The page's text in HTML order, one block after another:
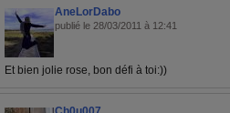
AneLorDabo
publié le 28/03/2011 à 12:41
Et bien jolie rose, bon défi à toi:))